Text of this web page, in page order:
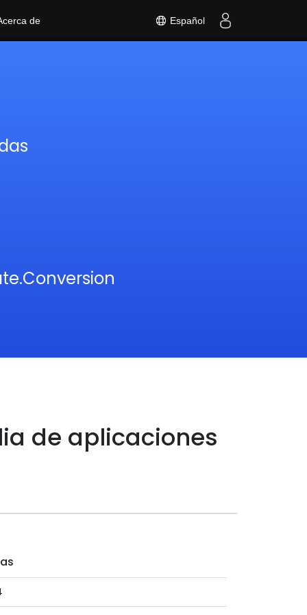
Español
de
de aplicaciones